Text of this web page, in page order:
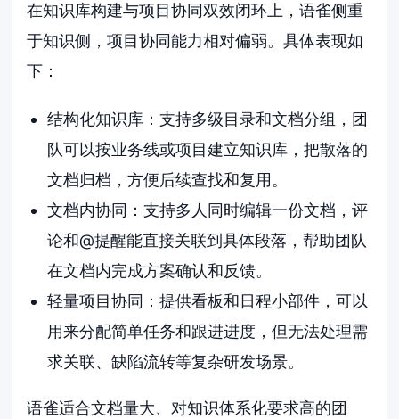
在知识库构建与项目协同双效闭环上，语雀侧重
于知识侧，项目协同能力相对偏弱。具体表现如
下：
结构化知识库：支持多级目录和文档分组，团
队可以按业务线或项目建立知识库，把散落的
文档归档，方便后续查找和复用。
文档内协同：支持多人同时编辑一份文档，评
论和@提醒能直接关联到具体段落，帮助团队
在文档内完成方案确认和反馈。
轻量项目协同：提供看板和日程小部件，可以
用来分配简单任务和跟进进度，但无法处理需
求关联、缺陷流转等复杂研发场景。
语雀适合文档量大、对知识体系化要求高的团